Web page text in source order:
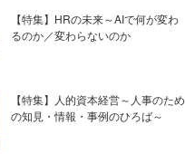
【特集】HRの未来～AIで何が変わ
るのか／変わらないのか
【特集】人的資本経営～人事のため
の知見・情報・事例のひろば～